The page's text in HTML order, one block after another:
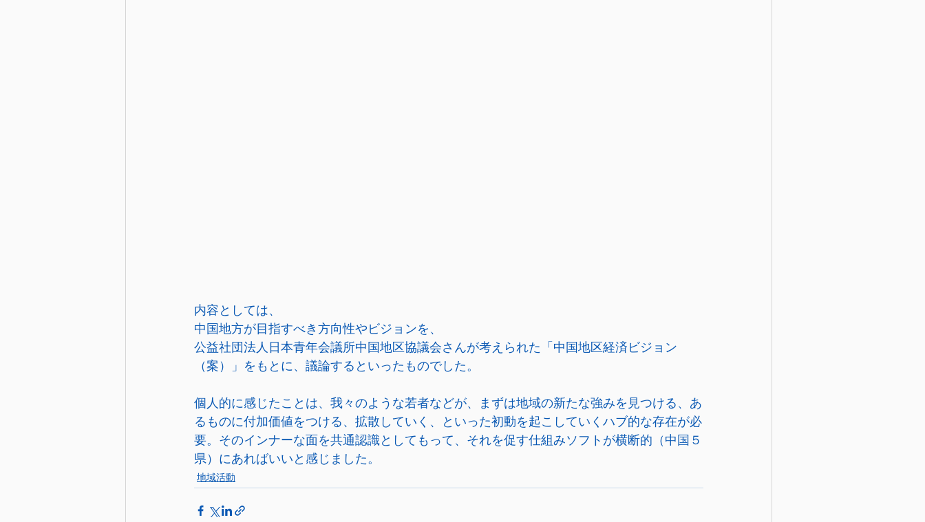
内容としては、
中国地方が目指すべき方向性やビジョンを、
公益社団法人日本青年会議所中国地区協議会さんが考えられた「中国地区経済ビジョン
（案）」をもとに、議論するといったものでした。
個人的に感じたことは、我々のような若者などが、まずは地域の新たな強みを見つける、あ
るものに付加価値をつける、拡散していく、といった初動を起こしていくハブ的な存在が必
要。そのインナーな面を共通認識としてもって、それを促す仕組みソフトが横断的（中国５
県）にあればいいと感じました。
地域活動